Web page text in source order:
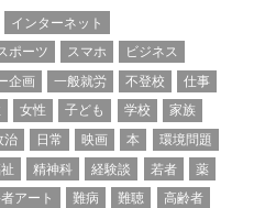
インターネット
ポーツ スマホ
ビジネス
企画 一般就労 不登校
仕事
女性 子ども 学校
家族
治 日常 映画 本
環境問題
精神科 経験談 若者
薬
アート 難病 難聴 高齢者